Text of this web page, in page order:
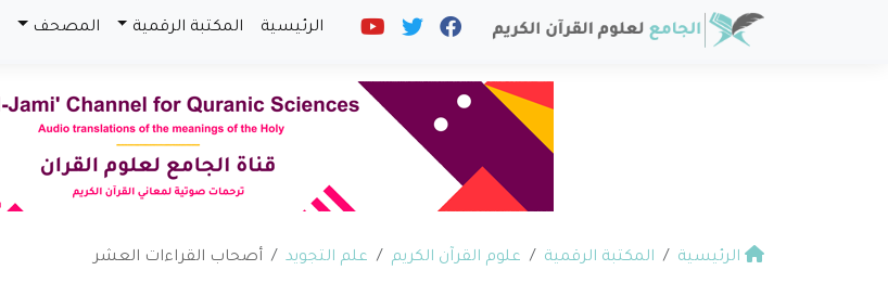
الرئيسية المكتبة الرقمية المصحف
الرئيسية المكتبة الرقمية علوم القرآن الكريم علم التجويد أصحاب القراءات العشر